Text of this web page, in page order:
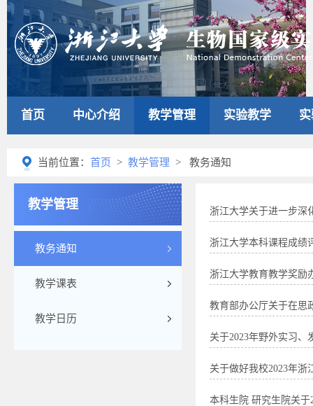
首页 中心介绍 教学管理 实验教学
当前位置： 首页 > 教学管理 > 教务通知
教学管理
教务通知
教学课表
教学日历
浙江大学关于进一步深
浙江大学本科课程成绩
浙江大学教育教学奖励
教育部办公厅关于在思
关于2023年野外实习
关于做好我校2023年浙
本科生院 研究生院关